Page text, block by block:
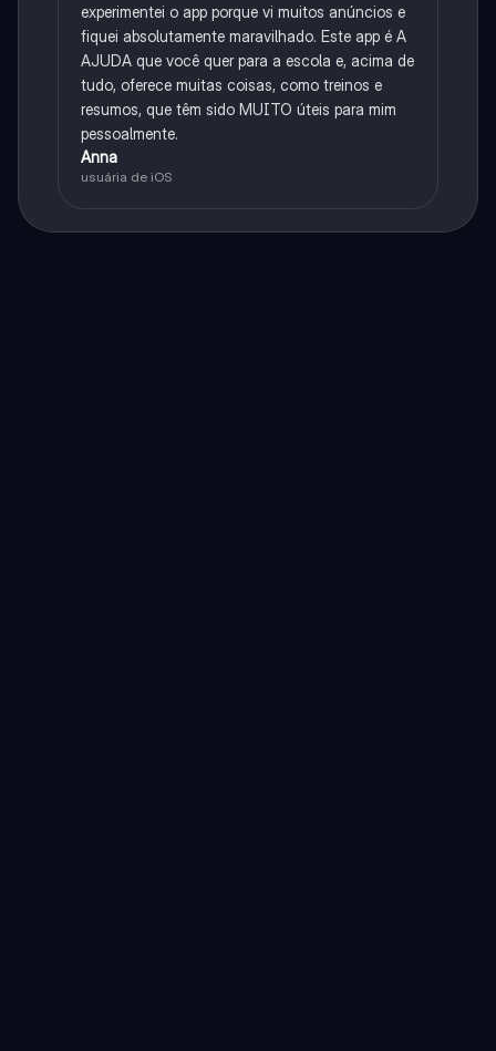
experimentei o app porque vi muitos anúncios e
fiquei absolutamente maravilhado. Este app é A
AJUDA que você quer para a escola e, acima de
tudo, oferece muitas coisas, como treinos e
resumos, que têm sido MUITO úteis para mim
pessoalmente.
Anna
usuária de iOS